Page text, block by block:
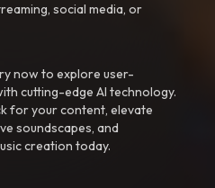
social media, or
now to explore user-
cutting-edge AI technology.
for your content, elevate
soundscapes, and
creation today.